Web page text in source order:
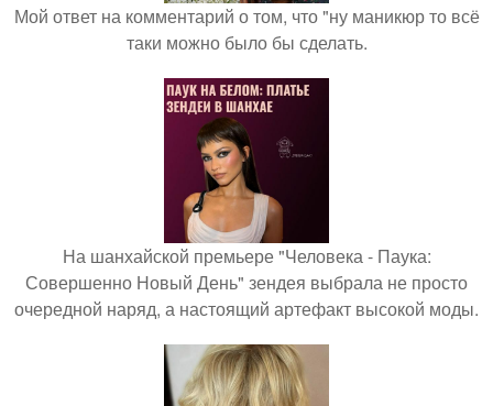
Мой ответ на комментарий о том, что "ну маникюр то всё
таки можно было бы сделать.
На шанхайской премьере "Человека - Паука:
Совершенно Новый День" зендея выбрала не просто
очередной наряд, а настоящий артефакт высокой моды.